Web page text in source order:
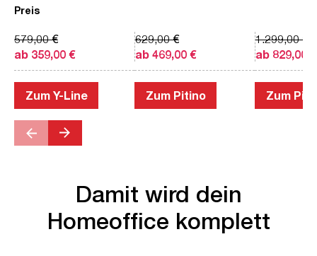
Preis
ab 359,00 €
579,00 €
Zum Y-Line
ab 469,00 €
629,00 €
Zum Pitino
ab 829,00 €
1.299,00 €
Zum
Damit wird dein
Homeoffice komplett